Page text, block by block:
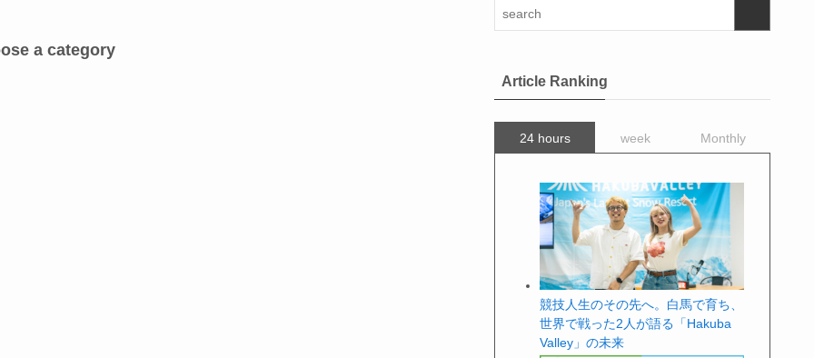
a category
Article Ranking
24 hours week Monthly
競技人生のその先へ。白馬で育ち、
世界で戦った2人が語る「Hakuba
Valley」の未来